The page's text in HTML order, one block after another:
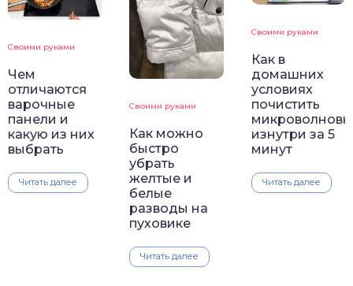
Своими руками
Чем
отличаются
варочные
панели и
какую из них
выбрать
Читать далее
Своими руками
Как можно
быстро
убрать
желтые и
белые
разводы на
пуховике
Читать далее
Своими руками
Как в
домашних
условиях
почистить
изнутри за 5
минут
Читать далее